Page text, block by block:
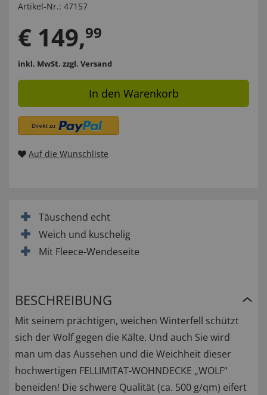
Artikel-Nr.: 47157
€ 149,99
inkl. MwSt. zzgl. Versand
In den Warenkorb
Auf die Wunschliste
Täuschend echt
Weich und kuschelig
Mit Fleece-Wendeseite
BESCHREIBUNG
Mit seinem prächtigen, weichen Winterfell schützt
sich der Wolf gegen die Kälte. Und auch Sie wird
man um das Aussehen und die Weichheit dieser
hochwertigen FELLIMITAT-WOHNDECKE „WOLF“
beneiden! Die schwere Qualität (ca. 500 g/qm) eifert